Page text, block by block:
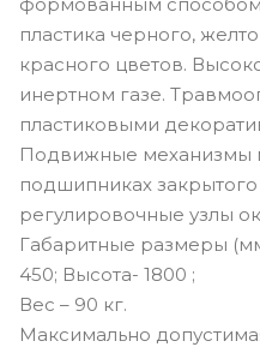
пластика черного,
красного цветов.
инертном газе.
пластиковыми
Подвижные механизмы
подшипниках
регулировочные узлы
Габаритные размеры
450; Высота- 1800 ;
Вес – 90 кг.
Максимально